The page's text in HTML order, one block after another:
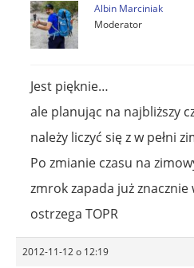
Albin Marciniak
Moderator
Jest pięknie…
ale planując na najbliższy
należy liczyć się z w pełni
Po zmianie czasu na
zmrok zapada już znacznie
ostrzega TOPR
2012-11-12 o 12:19